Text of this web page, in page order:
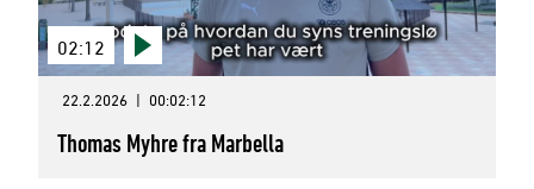
02:12
22.2.2026 | 00:02:12
Thomas Myhre fra Marbella